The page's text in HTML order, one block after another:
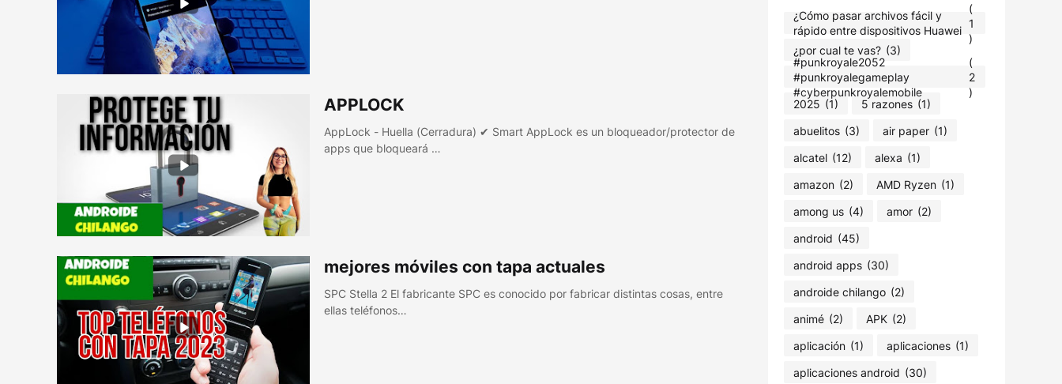
APPLOCK
AppLock - Huella (Cerradura) ✔ Smart AppLock es un bloqueador/protector de
apps que bloqueará …
mejores móviles con tapa actuales
SPC Stella 2 El fabricante SPC es conocido por fabricar distintas cosas, entre
ellas teléfonos…
¿Cómo pasar archivos fácil y
rápido entre dispositivos Huawei
(
1
)
¿por cual te vas? (3)
#punkroyale2052​
#punkroyalegameplay​
#cyberpunkroyalemobile
(
2
)
2025 (1) 5 razones (1)
abuelitos (3) air paper (1)
alcatel (12) alexa (1)
amazon (2) AMD Ryzen (1)
among us (4) amor (2)
android (45)
android apps (30)
androide chilango (2)
animé (2) APK (2)
aplicación (1) aplicaciones (1)
aplicaciones android (30)